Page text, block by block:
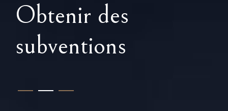
Expertise
Obtenir des
subventions
Formations
1 2 3